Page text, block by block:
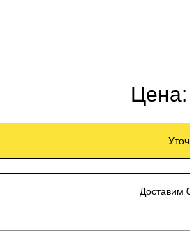
Цена:
Доставим